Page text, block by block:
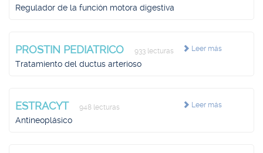
Regulador de la función motora digestiva
Leer más
PROSTIN PEDIATRICO 933 lecturas
Tratamiento del ductus arterioso
Leer más
ESTRACYT 948 lecturas
Antineoplásico